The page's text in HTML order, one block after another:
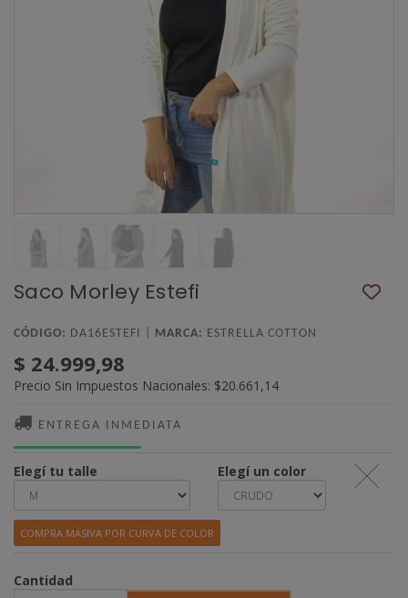
Saco Morley Estefi
CÓDIGO: DA16ESTEFI | MARCA: ESTRELLA COTTON
$ 24.999,98
Precio Sin Impuestos Nacionales: $20.661,14
ENTREGA INMEDIATA
Elegí tu talle Elegí un color
COMPRA MASIVA POR CURVA DE COLOR
Cantidad